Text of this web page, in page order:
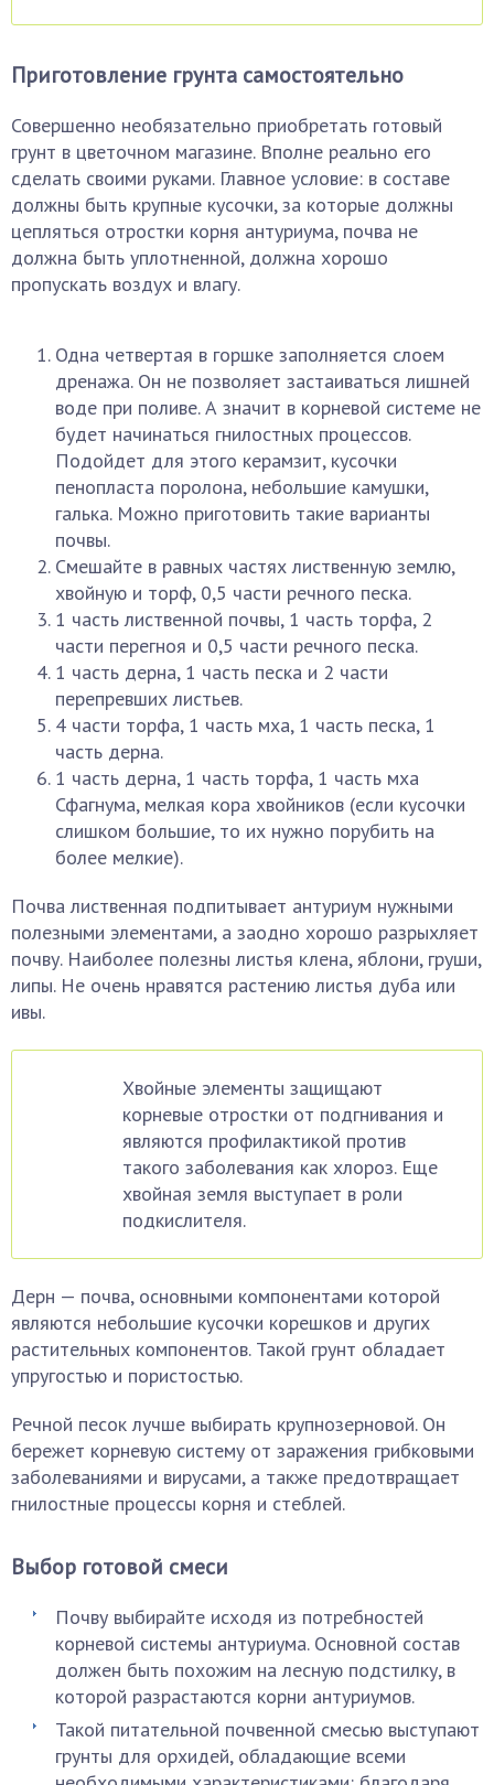
Приготовление грунта самостоятельно
Совершенно необязательно приобретать готовый
грунт в цветочном магазине. Вполне реально его
сделать своими руками. Главное условие: в составе
должны быть крупные кусочки, за которые должны
цепляться отростки корня антуриума, почва не
должна быть уплотненной, должна хорошо
пропускать воздух и влагу.
Одна четвертая в горшке заполняется слоем
дренажа. Он не позволяет застаиваться лишней
воде при поливе. А значит в корневой системе не
будет начинаться гнилостных процессов.
Подойдет для этого керамзит, кусочки
пенопласта поролона, небольшие камушки,
галька. Можно приготовить такие варианты
почвы.
Смешайте в равных частях лиственную землю,
хвойную и торф, 0,5 части речного песка.
1 часть лиственной почвы, 1 часть торфа, 2
части перегноя и 0,5 части речного песка.
1 часть дерна, 1 часть песка и 2 части
перепревших листьев.
4 части торфа, 1 часть мха, 1 часть песка, 1
часть дерна.
1 часть дерна, 1 часть торфа, 1 часть мха
Сфагнума, мелкая кора хвойников (если кусочки
слишком большие, то их нужно порубить на
более мелкие).
Почва лиственная подпитывает антуриум нужными
полезными элементами, а заодно хорошо разрыхляет
почву. Наиболее полезны листья клена, яблони, груши,
липы. Не очень нравятся растению листья дуба или
ивы.
Хвойные элементы защищают
корневые отростки от подгнивания и
являются профилактикой против
такого заболевания как хлороз. Еще
хвойная земля выступает в роли
подкислителя.
Дерн — почва, основными компонентами которой
являются небольшие кусочки корешков и других
растительных компонентов. Такой грунт обладает
упругостью и пористостью.
Речной песок лучше выбирать крупнозерновой. Он
бережет корневую систему от заражения грибковыми
заболеваниями и вирусами, а также предотвращает
гнилостные процессы корня и стеблей.
Выбор готовой смеси
Почву выбирайте исходя из потребностей
корневой системы антуриума. Основной состав
должен быть похожим на лесную подстилку, в
которой разрастаются корни антуриумов.
Такой питательной почвенной смесью выступают
грунты для орхидей, обладающие всеми